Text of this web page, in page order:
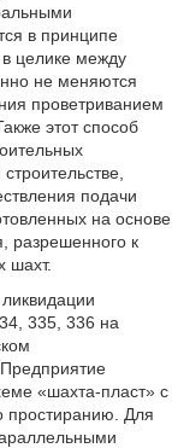
в принципе
в целике между
не меняются
проветриванием
этот способ
подачи
на основе
разрешенного к
шахт.
335, 336 на
«шахта-пласт» с
простиранию. Для